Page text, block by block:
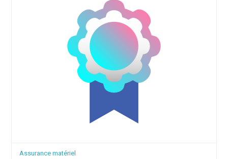
Assurance matériel